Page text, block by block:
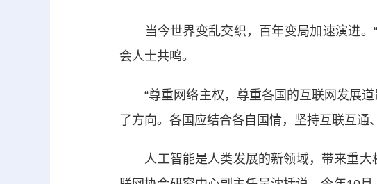
当今世界变乱交织，百年变局加速演进。“
会人士共鸣。
“尊重网络主权，尊重各国的互联网发展道
了方向。各国应结合各自国情，坚持互联互
人工智能是人类发展的新领域，带来重大